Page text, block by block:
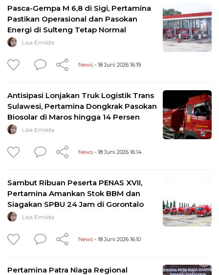
Pasca-Gempa M 6,8 di Sigi, Pertamina
Pastikan Operasional dan Pasokan
Energi di Sulteng Tetap Normal
Lisa Emilda
News - 18 Juni 2026 16:19
Antisipasi Lonjakan Truk Logistik Trans
Sulawesi, Pertamina Dongkrak Pasokan
Biosolar di Maros hingga 14 Persen
Lisa Emilda
News - 18 Juni 2026 16:14
Sambut Ribuan Peserta PENAS XVII,
Pertamina Amankan Stok BBM dan
Siagakan SPBU 24 Jam di Gorontalo
Lisa Emilda
News - 18 Juni 2026 16:10
Pertamina Patra Niaga Regional